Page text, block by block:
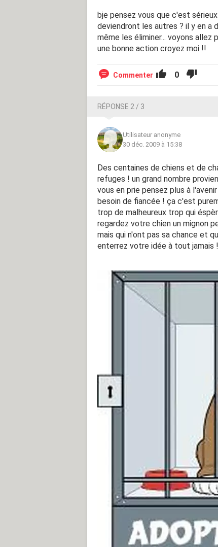
bje pensez vous que c'est
deviendront les autres ? il y en a
même les éliminer... voyons
une bonne action croyez moi !!
Commenter 0
RÉPONSE 2 / 3
Utilisateur anonyme
30 déc. 2009 à 15:38
Des centaines de chiens et de
refuges ! un grand nombre
vous en prie pensez plus à
besoin de fiancée ! ça c'est
trop de malheureux trop qui
regardez votre chien un mignon
mais qui n'ont pas sa chance et
enterrez votre idée à tout jamais !